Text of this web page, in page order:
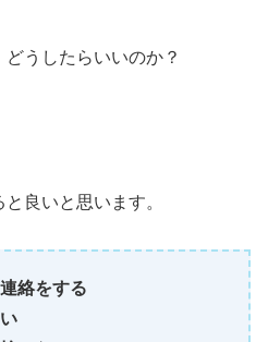
どうしたらいいのか？
良いと思います。
絡をする